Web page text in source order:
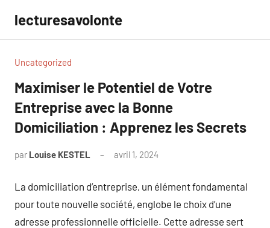
contenu
lecturesavolonte
Uncategorized
Maximiser le Potentiel de Votre
Entreprise avec la Bonne
Domiciliation : Apprenez les Secrets
par Louise KESTEL avril 1, 2024
La domiciliation d’entreprise, un élément fondamental
pour toute nouvelle société, englobe le choix d’une
adresse professionnelle officielle. Cette adresse sert